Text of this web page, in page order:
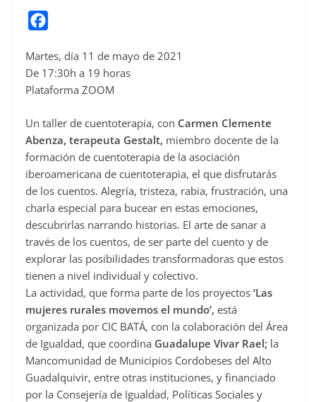
c
e
o
o
k
Martes, día 11 de mayo de 2021
De 17:30h a 19 horas
Plataforma ZOOM
Un taller de cuentoterapia, con Carmen Clemente
Abenza, terapeuta Gestalt, miembro docente de la
formación de cuentoterapia de la asociación
iberoamericana de cuentoterapia, el que disfrutarás
de los cuentos. Alegría, tristeza, rabia, frustración, una
charla especial para bucear en estas emociones,
descubrirlas narrando historias. El arte de sanar a
través de los cuentos, de ser parte del cuento y de
explorar las posibilidades transformadoras que estos
tienen a nivel individual y colectivo.
La actividad, que forma parte de los proyectos ‘Las
mujeres rurales movemos el mundo’, está
organizada por CIC BATÁ, con la colaboración del Área
de Igualdad, que coordina Guadalupe Vivar Rael; la
Mancomunidad de Municipios Cordobeses del Alto
Guadalquivir, entre otras instituciones, y financiado
por la Consejería de Igualdad, Políticas Sociales y